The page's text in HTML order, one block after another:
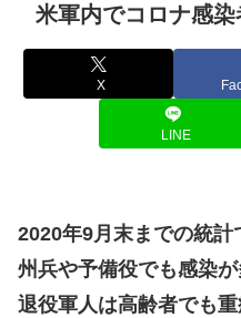
米軍内でコロナ感
X
LINE
2020年9月末までの統計
州兵や予備役でも感染
退役軍人は高齢者でも